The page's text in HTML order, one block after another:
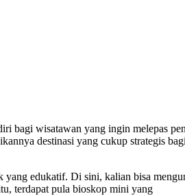
bagi wisatawan yang ingin melepas
destinasi yang cukup strategis bagi
yang edukatif. Di sini, kalian bisa
terdapat pula bioskop mini yang